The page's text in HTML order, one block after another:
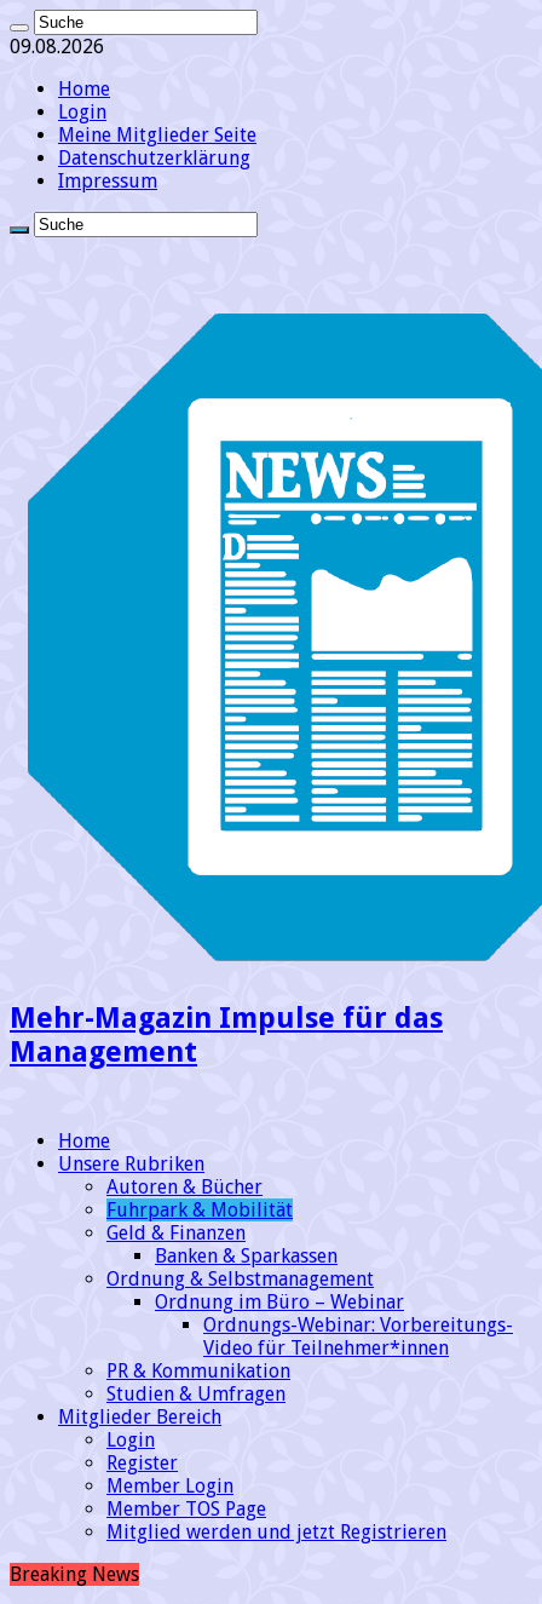
09.08.2026
Home
Login
Meine Mitglieder Seite
Datenschutzerklärung
Impressum
Mehr-Magazin Impulse für das
Management
Home
Unsere Rubriken
Autoren & Bücher
Fuhrpark & Mobilität
Geld & Finanzen
Banken & Sparkassen
Ordnung & Selbstmanagement
Ordnung im Büro – Webinar
Ordnungs-Webinar: Vorbereitungs-
Video für Teilnehmer*innen
PR & Kommunikation
Studien & Umfragen
Mitglieder Bereich
Login
Register
Member Login
Member TOS Page
Mitglied werden und jetzt Registrieren
Breaking News